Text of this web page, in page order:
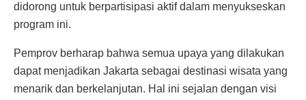
didorong untuk berpartisipasi aktif dalam menyukseskan
program ini.
Pemprov berharap bahwa semua upaya yang dilakukan
dapat menjadikan Jakarta sebagai destinasi wisata yang
menarik dan berkelanjutan. Hal ini sejalan dengan visi